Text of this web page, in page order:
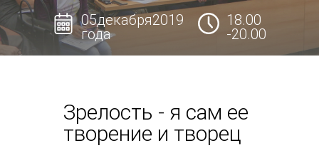
05декабря2019
года
18.00
-20.00
Зрелость - я сам ее
творение и творец